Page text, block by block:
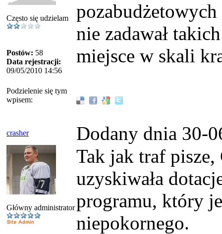
Często się udzielam
Postów: 58
Data rejestracji:
09/05/2010 14:56
nie zadawał
miejsce w skali
Podzielenie się tym
wpisem:
crasher Dodany dnia 30-
Główny administrator
Tak jak traf
uzyskiwała
programu, który
niepokornego.